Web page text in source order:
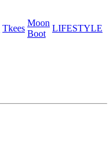
Tkees
Moon
Boot
LIFESTYLE